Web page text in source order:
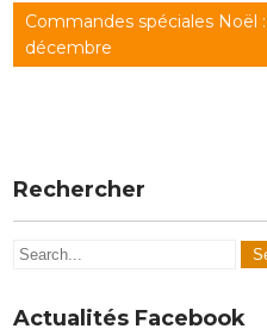
Navigation
de
l’article
Commandes spéciales Noël
décembre
Rechercher
Actualités Facebook